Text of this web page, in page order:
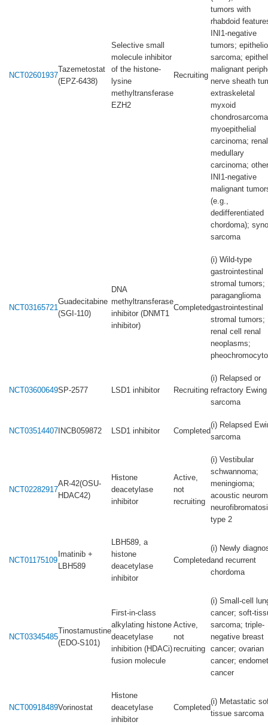
NCT02601937
Tazemetostat
(EPZ-6438)
Selective small
molecule inhibitor
of the histone-
lysine
methyltransferase
EZH2
Recruiting
tumors with
rhabdoid
INI1-negative
tumors;
sarcoma;
malignant
nerve sheath
extraskeletal
myxoid
myoepithelial
carcinoma; renal
medullary
carcinoma; other
INI1-negative
malignant
(e.g.,
dedifferentiated
chordoma);
sarcoma
NCT03165721
Guadecitabine
(SGI-110)
DNA
methyltransferase
inhibitor (DNMT1
inhibitor)
Completed
(i) Wild-type
gastrointestinal
stromal tumors;
paraganglioma
gastrointestinal
stromal tumors;
renal cell renal
neoplasms;
NCT03600649SP-2577 LSD1 inhibitor Recruiting
(i) Relapsed or
refractory Ewing
sarcoma
NCT03514407 INCB059872 LSD1 inhibitor Completed
(i) Relapsed
sarcoma
NCT02282917
AR-42(OSU-
HDAC42)
Histone
deacetylase
inhibitor
Active,
not
recruiting
(i) Vestibular
schwannoma;
meningioma;
acoustic
type 2
NCT01175109
Imatinib +
LBH589
LBH589, a
histone
deacetylase
inhibitor
Completed
(i) Newly
and recurrent
chordoma
NCT03345485
Tinostamustine
(EDO-S101)
First-in-class
alkylating histone
deacetylase
inhibition (HDACi)
fusion molecule
Active,
not
recruiting
(i) Small-cell
cancer; soft-
sarcoma; triple-
negative breast
cancer; ovarian
cancer;
cancer
NCT00918489Vorinostat
Histone
deacetylase
inhibitor
Completed
(i) Metastatic
tissue sarcoma